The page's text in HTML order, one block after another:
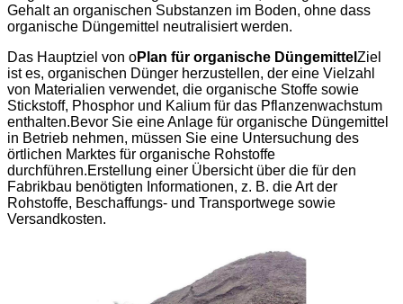
Gehalt an organischen Substanzen im Boden, ohne dass
organische Düngemittel neutralisiert werden.
Das Hauptziel von oPlan für organische Düngemittel Ziel
ist es, organischen Dünger herzustellen, der eine Vielzahl
von Materialien verwendet, die organische Stoffe sowie
Stickstoff, Phosphor und Kalium für das Pflanzenwachstum
enthalten.Bevor Sie eine Anlage für organische Düngemittel
in Betrieb nehmen, müssen Sie eine Untersuchung des
örtlichen Marktes für organische Rohstoffe
durchführen.Erstellung einer Übersicht über die für den
Fabrikbau benötigten Informationen, z. B. die Art der
Rohstoffe, Beschaffungs- und Transportwege sowie
Versandkosten.